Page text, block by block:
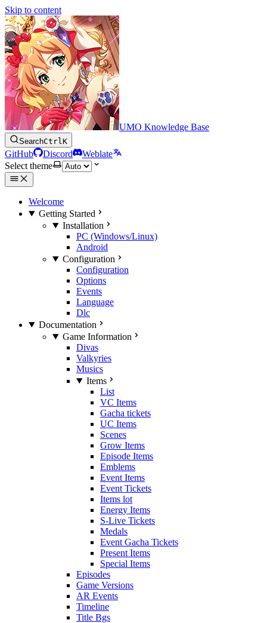
Skip to content
UMO Knowledge Base
SearchCtrlK
GitHub Discord
Weblate
Select theme
Welcome
Getting Started
Installation
PC (Windows/Linux)
Android
Configuration
Configuration
Options
Events
Language
Dlc
Documentation
Game Information
Divas
Valkyries
Musics
Items
List
VC Items
Gacha tickets
UC Items
Scenes
Grow Items
Episode Items
Emblems
Event Items
Event Tickets
Items lot
Energy Items
S-Live Tickets
Medals
Event Gacha Tickets
Present Items
Special Items
Episodes
Game Versions
AR Events
Timeline
Title Bgs